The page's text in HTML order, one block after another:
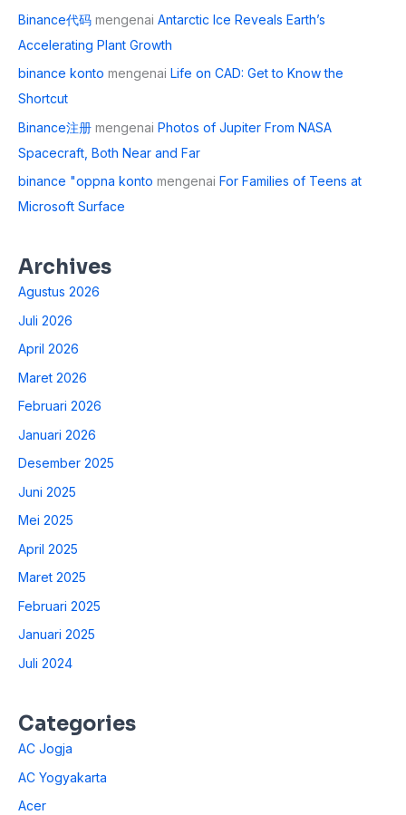
Binance代码 mengenai Antarctic Ice Reveals Earth’s
Accelerating Plant Growth
binance konto mengenai Life on CAD: Get to Know the
Shortcut
Binance注册 mengenai Photos of Jupiter From NASA
Spacecraft, Both Near and Far
binance "oppna konto mengenai For Families of Teens at
Microsoft Surface
Archives
Agustus 2026
Juli 2026
April 2026
Maret 2026
Februari 2026
Januari 2026
Desember 2025
Juni 2025
Mei 2025
April 2025
Maret 2025
Februari 2025
Januari 2025
Juli 2024
Categories
AC Jogja
AC Yogyakarta
Acer